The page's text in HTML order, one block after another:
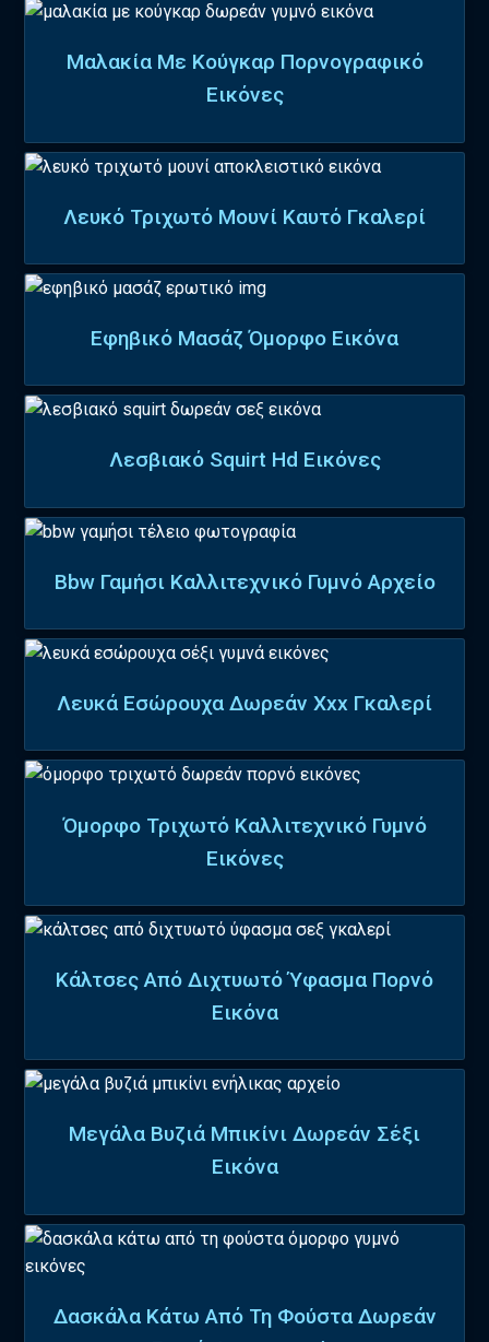
Μαλακία Με Κούγκαρ Πορνογραφικό
Εικόνες
Λευκό Τριχωτό Μουνί Καυτό Γκαλερί
Εφηβικό Μασάζ Όμορφο Εικόνα
Λεσβιακό Squirt Hd Εικόνες
Bbw Γαμήσι Καλλιτεχνικό Γυμνό Αρχείο
Λευκά Εσώρουχα Δωρεάν Xxx Γκαλερί
Όμορφο Τριχωτό Καλλιτεχνικό Γυμνό
Εικόνες
Κάλτσες Από Διχτυωτό Ύφασμα Πορνό
Εικόνα
Μεγάλα Βυζιά Μπικίνι Δωρεάν Σέξι
Εικόνα
Δασκάλα Κάτω Από Τη Φούστα Δωρεάν